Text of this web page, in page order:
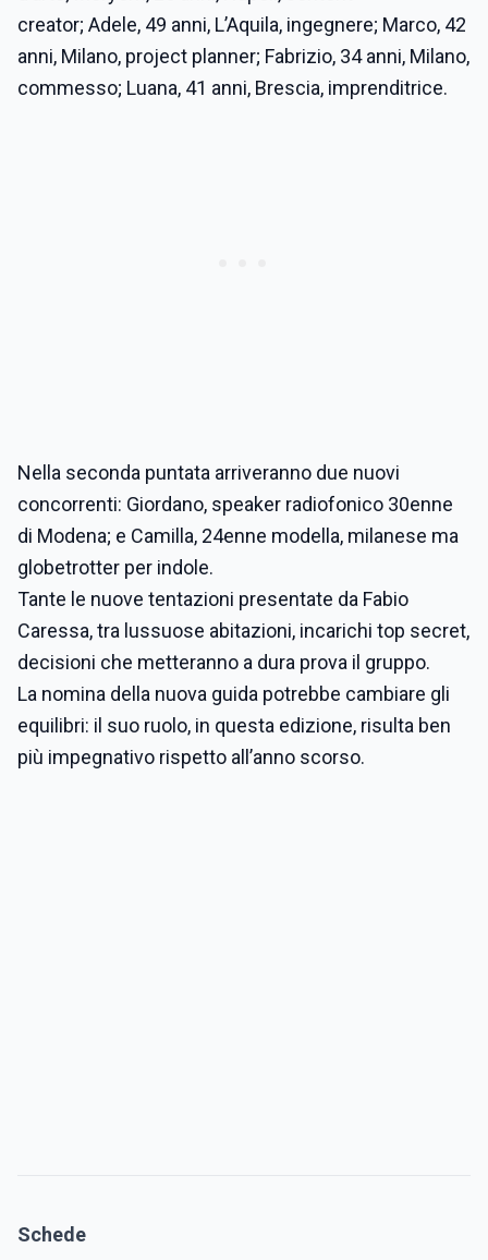
creator; Adele, 49 anni, L’Aquila, ingegnere; Marco, 42
anni, Milano, project planner; Fabrizio, 34 anni, Milano,
commesso; Luana, 41 anni, Brescia, imprenditrice.
Nella seconda puntata arriveranno due nuovi
concorrenti: Giordano, speaker radiofonico 30enne
di Modena; e Camilla, 24enne modella, milanese ma
globetrotter per indole.
Tante le nuove tentazioni presentate da Fabio
Caressa, tra lussuose abitazioni, incarichi top secret,
decisioni che metteranno a dura prova il gruppo.
La nomina della nuova guida potrebbe cambiare gli
equilibri: il suo ruolo, in questa edizione, risulta ben
più impegnativo rispetto all’anno scorso.
Schede